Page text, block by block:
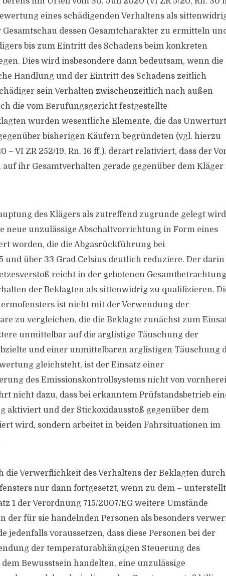
eines schädigenden Verhaltens als
Gesamtschau dessen Gesamtcharakter zu ermitteln
bis zum Eintritt des Schadens beim konkreten
Dies wird insbesondere dann bedeutsam, wenn die
Handlung und der Eintritt des Schadens zeitlich
sein Verhalten zwischenzeitlich nach außen
die vom Berufungsgericht festgestellte
wurden wesentliche Elemente, die das
bisherigen Käufern begründeten (vgl. hierzu
– VI ZR 252/19, Rn. 16 ff.), derart relativiert, dass der
ihr Gesamtverhalten gerade gegenüber dem
des Klägers als zutreffend zugrunde gelegt
neue unzulässige Abschaltvorrichtung in Form eines
worden, die die Abgasrückführung bei
und über 33 Grad Celsius deutlich reduziere. Der darin
reicht in der gebotenen Gesamtbetrachtung
der Beklagten als sittenwidrig zu qualifizieren.
ist nicht mit der Verwendung der
zu vergleichen, die die Beklagte zunächst zum
unmittelbar auf die arglistige Täuschung der
und einer unmittelbaren arglistigen Täuschung
gleichsteht, ist der Einsatz einer
des Emissionskontrollsystems nicht von
nicht dazu, dass bei erkanntem Prüfstandsbetrieb
aktiviert und der Stickoxidausstoß gegenüber dem
wird, sondern arbeitet in beiden Fahrsituationen im
die Verwerflichkeit des Verhaltens der Beklagten
nur dann fortgesetzt, wenn zu dem –
1 der Verordnung 715/2007/EG weitere Umstände
der für sie handelnden Personen als besonders
jedenfalls voraussetzen, dass diese Personen bei der
der temperaturabhängigen Steuerung des
Bewusstsein handelten, eine unzulässige